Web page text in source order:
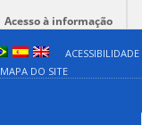
Acesso à informação
ACESSIBILIDADE
MAPA DO SITE